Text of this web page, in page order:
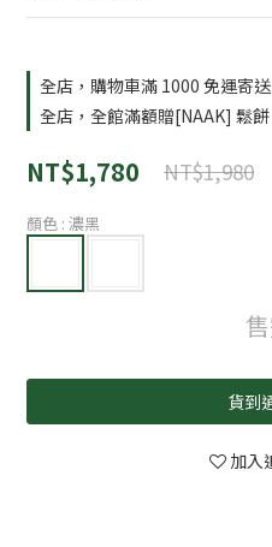
全店，購物車滿 1000 免運寄
全店，全館滿額贈[NAAK] 鬆
NT$1,780 NT$1,980
顏色 : 濃黑
貨到
加入